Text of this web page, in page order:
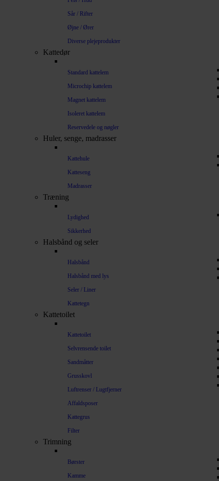
Sår / Rifter
Øjne / Ører
Diverse plejeprodukter
Kattedør
Standard kattelem
Microchip kattelem
Magnet kattelem
Isoleret kattelem
Reservedele og nøgler
Huler, senge, madrasser
Kattehule
Katteseng
Madrasser
Træning
Lydighed
Sikkerhed
Halsbånd og seler
Halsbånd
Halsbånd med lys
Seler / Liner
Kattetegn
Kattetoilet
Kattetoilet
Selvrensende toilet
Sandmåtter
Grusskovl
Luftrenser / Lugtfjerner
Affaldsposer
Kattegrus
Filter
Trimning
Børster
Kamme